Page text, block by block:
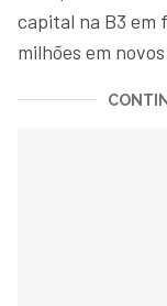
capital na B3 em
milhões em